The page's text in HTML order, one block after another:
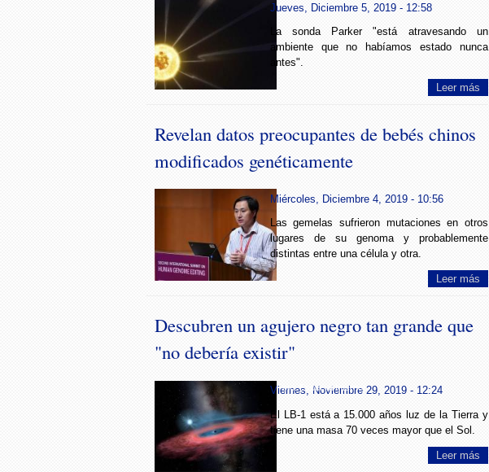
Jueves, Diciembre 5, 2019 - 12:58
La sonda Parker "está atravesando un
ambiente que no habíamos estado nunca
antes".
Leer más
Revelan datos preocupantes de bebés chinos
modificados genéticamente
Miércoles, Diciembre 4, 2019 - 10:56
Las gemelas sufrieron mutaciones en otros
lugares de su genoma y probablemente
distintas entre una célula y otra.
Leer más
Descubren un agujero negro tan grande que
"no debería existir"
Foto: Especial Internet.
Viernes, Noviembre 29, 2019 - 12:24
El LB-1 está a 15.000 años luz de la Tierra y
tiene una masa 70 veces mayor que el Sol.
Leer más